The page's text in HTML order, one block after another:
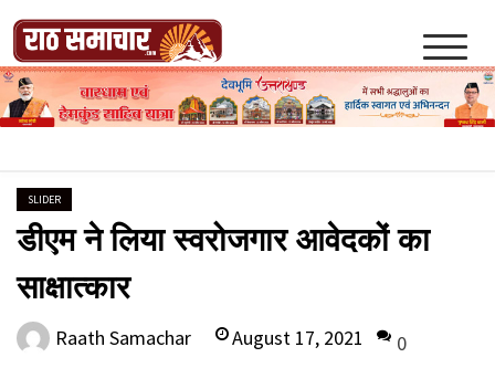
content
Raath Samachar
SLIDER
डीएम ने लिया स्वरोजगार आवेदकों का
साक्षात्कार
Raath Samachar August 17, 2021 0